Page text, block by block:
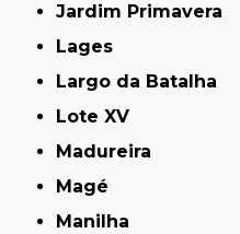
Jardim Primavera
Lages
Largo da Batalha
Lote XV
Madureira
Magé
Manilha